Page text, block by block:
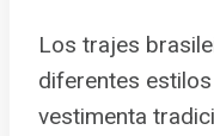
Los trajes
diferentes
vestimenta